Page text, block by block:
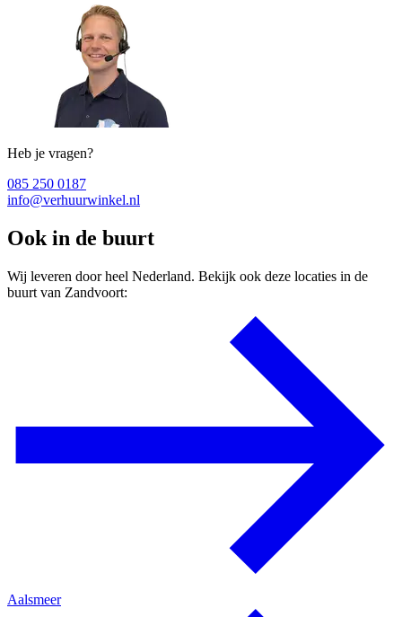
Heb je vragen?
085 250 0187
info@verhuurwinkel.nl
Ook in de buurt
Wij leveren door heel Nederland. Bekijk ook deze locaties in de
buurt van Zandvoort:
Aalsmeer